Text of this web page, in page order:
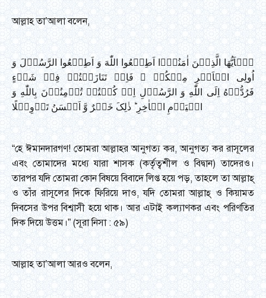
আল্লাহ তা’আলা বলেন,
یٰۤاَیُّهَا الَّذِیۡنَ اٰمَنُوۡۤا اَطِیۡعُوا اللّٰهَ وَ اَطِیۡعُوا الرَّسُوۡلَ وَ
اُولِی الۡاَمۡرِ مِنۡکُمۡ ۚ فَاِنۡ تَنَازَعۡتُمۡ فِیۡ شَیۡءٍ
فَرُدُّوۡهُ اِلَی اللّٰهِ وَ الرَّسُوۡلِ اِنۡ کُنۡتُمۡ تُؤۡمِنُوۡنَ بِاللّٰهِ وَ
الۡیَوۡمِ الۡاٰخِرِ ؕ ذٰلِکَ خَیۡرٌ وَّ اَحۡسَنُ تَاۡوِیۡلًا
“হে ঈমানদারগণ! তোমরা আল্লাহর আনুগত্য কর, আনুগত্য কর রাসূলের
এবং তোমাদের মধ্যে যারা শাসক (কর্তৃত্বশীল ও বিদ্বান) তাদেরও।
তারপর যদি তোমরা কোন বিষয়ে বিবাদে লিপ্ত হয়ে পড়, তাহলে তা আল্লাহ্
ও তাঁর রাসূলের দিকে ফিরিয়ে দাও, যদি তোমরা আল্লাহ্ ও কিয়ামত
দিবসের উপর বিশ্বাসী হয়ে থাক। আর এটাই কল্যাণকর এবং পরিণতির
দিক দিয়ে উত্তম।” (সূরা নিসা : ৫৯)
আল্লাহ তা’আলা আরও বলেন,